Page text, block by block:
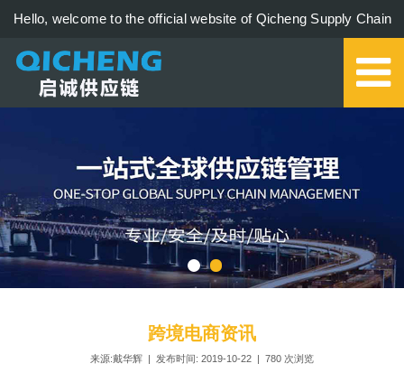
Hello, welcome to the official website of Qicheng Supply Chain
Management Co., Ltd.!
跨境电商资讯
来源:戴华辉 | 发布时间: 2019-10-22 | 780 次浏览